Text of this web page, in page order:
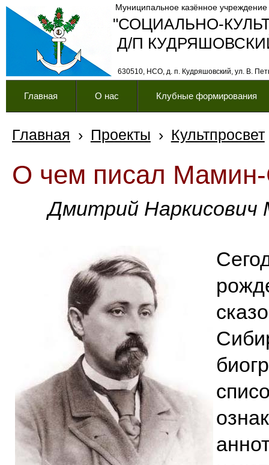
"СОЦИАЛЬНО-
630510, НСО, д. п. Кудряшовский, ул. В.
Муниципальное казённое учреждение
Д/П
Главная О нас Клубные формирования
Главная › Проекты › Культпросвет
О чем писал
Дмитрий Наркисович